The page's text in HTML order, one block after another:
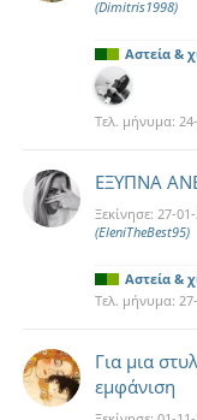
(Dimitris1998)
Αστεία &
Τελ. μήνυμα:
ΕΞΥΠΝΑ
Ξεκίνησε: 27-
(EleniTheBest95)
Αστεία &
Τελ. μήνυμα:
Για μια
εμφάνιση